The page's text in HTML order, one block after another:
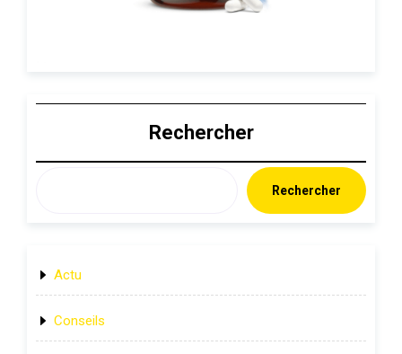
Rechercher
Rechercher
Actu
Conseils